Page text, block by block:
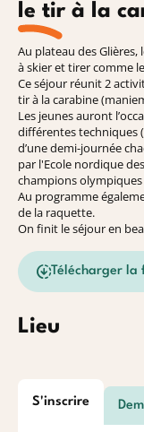
le tir à la
Au plateau des
à skier et tirer comme
Ce séjour réunit 2
tir à la carabine
Les jeunes auront
différentes techniques
d’une demi-journée
par l'Ecole nordique
champions
Au programme
de la raquette.
On finit le séjour en
Télécharger la
Lieu
S'inscrire